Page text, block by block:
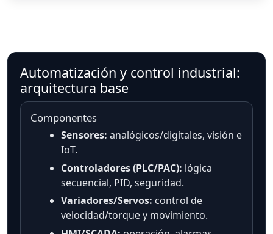
Automatización y control industrial:
arquitectura base
Componentes
Sensores: analógicos/digitales, visión e
IoT.
Controladores (PLC/PAC): lógica
secuencial, PID, seguridad.
Variadores/Servos: control de
velocidad/torque y movimiento.